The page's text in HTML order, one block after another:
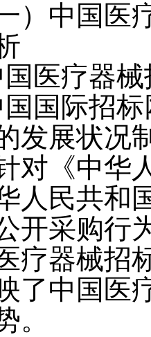
中国医疗
疗器械
国国际招
发展状况
对《中华
人民共和
开采购行
疗器械招
了中国医
。